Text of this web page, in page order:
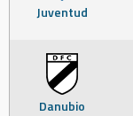
Juventud
Danubio